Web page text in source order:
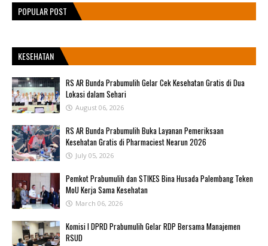
POPULAR POST
KESEHATAN
RS AR Bunda Prabumulih Gelar Cek Kesehatan Gratis di Dua
Lokasi dalam Sehari
August 06, 2026
RS AR Bunda Prabumulih Buka Layanan Pemeriksaan
Kesehatan Gratis di Pharmaciest Nearun 2026
July 05, 2026
Pemkot Prabumulih dan STIKES Bina Husada Palembang Teken
MoU Kerja Sama Kesehatan
March 06, 2026
Komisi I DPRD Prabumulih Gelar RDP Bersama Manajemen
RSUD